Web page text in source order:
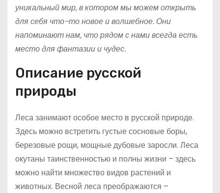
уникальный мир, в котором мы можем открыть
для себя что-то новое и волшебное. Они
напоминают нам, что рядом с нами всегда есть
место для фантазии и чудес.
Описание русской
природы
Леса занимают особое место в русской природе.
Здесь можно встретить густые сосновые боры,
березовые рощи, мощные дубовые заросли. Леса
окутаны таинственностью и полны жизни – здесь
можно найти множество видов растений и
животных. Весной леса преображаются –